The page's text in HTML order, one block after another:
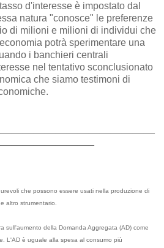
d'interesse è impostato dal
natura "conosce" le preferenze
di milioni e milioni di individui che
potrà sperimentare una
i banchieri centrali
nel tentativo sconclusionato
che siamo testimoni di
che possono essere usati nella produzione di
altro strumentario.
sull'aumento della Domanda Aggregata (AD) come
L'AD è uguale alla spesa al consumo più